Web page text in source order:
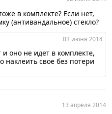
в комплекте? Если нет,
(антивандальное) стекло?
03 июня 2014
и оно не идет в комплекте,
наклеить свое без потери
13 апреля 2014